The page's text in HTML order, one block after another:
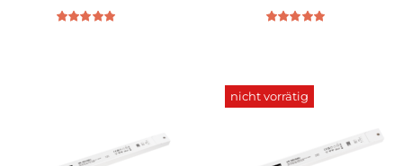
nicht vorrätig